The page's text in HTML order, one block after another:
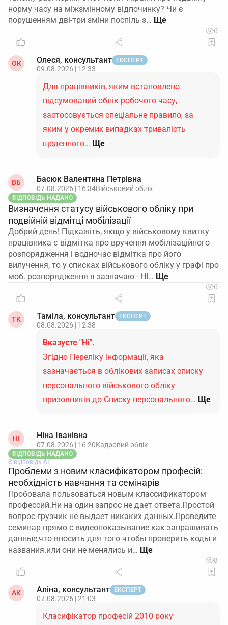
норму часу на міжзмінному відпочинку? Чи є
порушенням дві-три зміни поспіль з…
6
ОК Олеся, консультант ЕКСПЕРТ
09.08.2026 | 12:33
Для працівників, яким встановлено
підсумований облік робочого часу,
застосовується спеціальне правило, за
яким у окремих випадках тривалість
щоденного… Ще
ВБ Басюк Валентина Петрівна
07.08.2026 | 16:34Військовий облік
ВІДПОВІДЬ НАДАНО
Визначення статусу військового обліку при
подвійній відмітці мобілізації
Добрий день! Підкажіть, якщо у військовому квитку
працівника є відмітка про вручення мобілізаційного
розпорядження і водночас відмітка про його
вилучення, то у списках військового обліку у графі про
моб. розпорядження я зазначаю - НІ…
6
ТК Таміла, консультант ЕКСПЕРТ
08.08.2026 | 12:38
Вказуєте "Ні".
Згідно Переліку інформації, яка
зазначається в облікових записах списку
персонального військового обліку
призовників до Списку персонального… Ще
НІ Ніна Іванівна
07.08.2026 | 16:20Кадровий облік
ВІДПОВІДЬ НАДАНО
Є відповідь АІ
Проблеми з новим класифікатором професій:
необхідність навчання та семінарів
Пробовала пользоваться новым классификатором
профессий.Ни на один запрос не дает ответа.Простой
вопрос-грузчик не выдает никаких данных.Проведите
семинар прямо с видеопоказывание как запрашивать
данные,что вносить для того чтобы проверить коды и
названия.или они не менялись и…
8
АК Аліна, консультант ЕКСПЕРТ
07.08.2026 | 21:03
Класифікатор професій 2010 року